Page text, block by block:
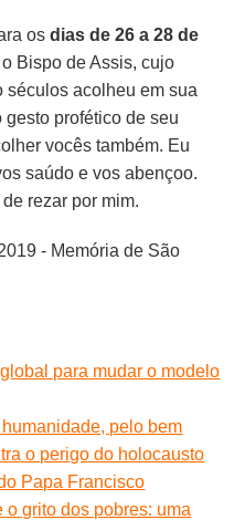
osdias de 26 a 28 de
Bispo de Assis, cujo
séculos acolheu em sua
gesto profético de seu
vocês também. Eu
saúdo e vos abençoo.
rezar por mim.
- Memória de São
para mudar o modelo
pelo bem
o perigo do holocausto
Papa Francisco
o grito dos pobres: uma